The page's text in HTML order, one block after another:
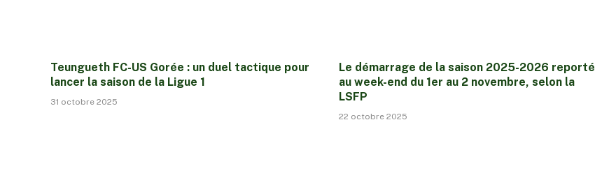
Teungueth FC-US Gorée : un duel tactique pour
lancer la saison de la Ligue 1
31 octobre 2025
Le démarrage de la saison 2025-2026 reporté
au week-end du 1er au 2 novembre, selon la
LSFP
22 octobre 2025